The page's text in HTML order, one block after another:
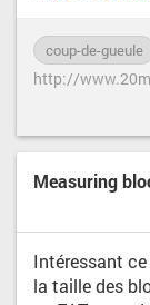
coup-de-gueule
Measuring
Intéressant
la taille des